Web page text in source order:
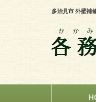
多治見市 外壁補